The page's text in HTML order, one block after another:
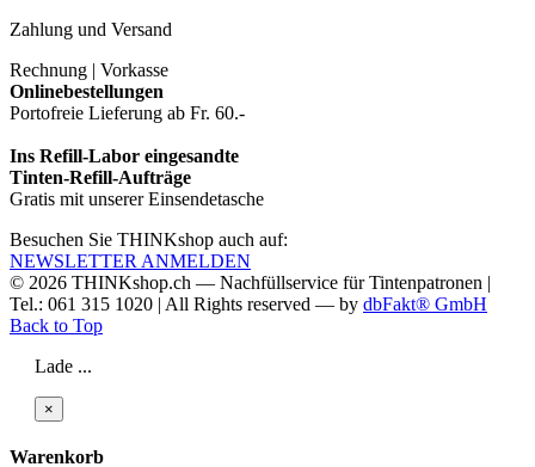
Zahlung und Versand
Rechnung | Vorkasse
Onlinebestellungen
Portofreie Lieferung ab Fr. 60.-
Ins Refill-Labor eingesandte
Tinten-Refill-Aufträge
Gratis mit unserer Einsendetasche
Besuchen Sie THINKshop auch auf:
NEWSLETTER ANMELDEN
© 2026 THINKshop.ch — Nachfüllservice fürTintenpatronen |
Tel.: 061 315 1020 | All Rights reserved — by dbFakt® GmbH
Back to Top
Lade ...
×
Warenkorb